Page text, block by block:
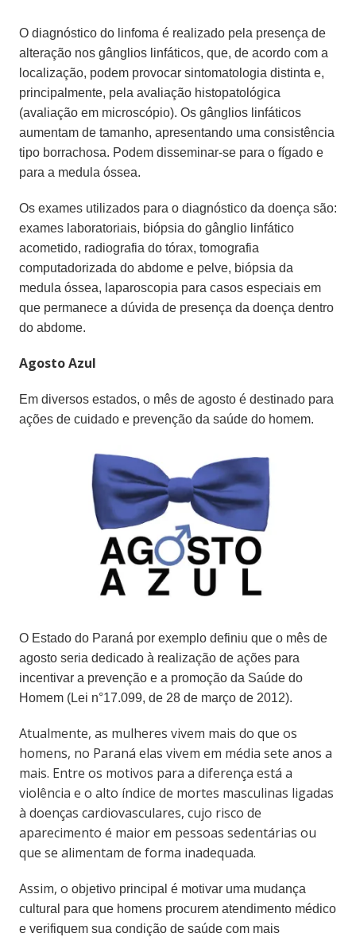
O diagnóstico do linfoma é realizado pela presença de
alteração nos gânglios linfáticos, que, de acordo com a
localização, podem provocar sintomatologia distinta e,
principalmente, pela avaliação histopatológica
(avaliação em microscópio). Os gânglios linfáticos
aumentam de tamanho, apresentando uma consistência
tipo borrachosa. Podem disseminar-se para o fígado e
para a medula óssea.
Os exames utilizados para o diagnóstico da doença são:
exames laboratoriais, biópsia do gânglio linfático
acometido, radiografia do tórax, tomografia
computadorizada do abdome e pelve, biópsia da
medula óssea, laparoscopia para casos especiais em
que permanece a dúvida de presença da doença dentro
do abdome.
Agosto Azul
Em diversos estados, o mês de agosto é destinado para
ações de cuidado e prevenção da saúde do homem.
O Estado do Paraná por exemplo definiu que o mês de
agosto seria dedicado à realização de ações para
incentivar a prevenção e a promoção da Saúde do
Homem (Lei n°17.099, de 28 de março de 2012).
Atualmente, as mulheres vivem mais do que os
homens, no Paraná elas vivem em média sete anos a
mais. Entre os motivos para a diferença está a
violência e o alto índice de mortes masculinas ligadas
à doenças cardiovasculares, cujo risco de
aparecimento é maior em pessoas sedentárias ou
que se alimentam de forma inadequada.
Assim, o objetivo principal é motivar uma mudança
cultural para que homens procurem atendimento médico
e verifiquem sua condição de saúde com mais